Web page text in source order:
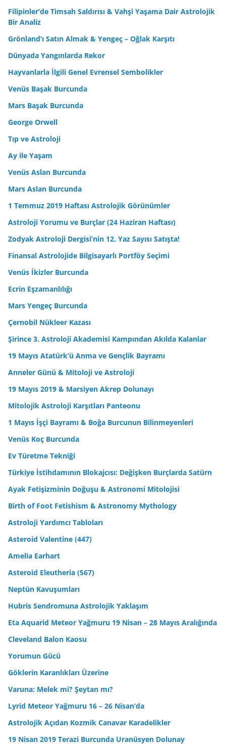
Filipinler’de Timsah Saldırısı & Vahşi Yaşama Dair Astrolojik
Bir Analiz
Grönland’ı Satın Almak & Yengeç – Oğlak Karşıtı
Dünyada Yangınlarda Rekor
Hayvanlarla İlgili Genel Evrensel Sembolikler
Venüs Başak Burcunda
Mars Başak Burcunda
George Orwell
Tıp ve Astroloji
Ay ile Yaşam
Venüs Aslan Burcunda
Mars Aslan Burcunda
1 Temmuz 2019 Haftası Astrolojik Görünümler
Astroloji Yorumu ve Burçlar (24 Haziran Haftası)
Zodyak Astroloji Dergisi’nin 12. Yaz Sayısı Satışta!
Finansal Astrolojide Bilgisayarlı Portföy Seçimi
Venüs İkizler Burcunda
Ecrin Eşzamanlılığı
Mars Yengeç Burcunda
Çernobil Nükleer Kazası
Şirince 3. Astroloji Akademisi Kampından Akılda Kalanlar
19 Mayıs Atatürk’ü Anma ve Gençlik Bayramı
Anneler Günü & Mitoloji ve Astroloji
19 Mayıs 2019 & Marsiyen Akrep Dolunayı
Mitolojik Astroloji Karşıtları Panteonu
1 Mayıs İşçi Bayramı & Boğa Burcunun Bilinmeyenleri
Venüs Koç Burcunda
Ev Türetme Tekniği
Türkiye İstihdamının Blokajcısı: Değişken Burçlarda Satürn
Ayak Fetişizminin Doğuşu & Astronomi Mitolojisi
Birth of Foot Fetishism & Astronomy Mythology
Astroloji Yardımcı Tabloları
Asteroid Valentine (447)
Amelia Earhart
Asteroid Eleutheria (567)
Neptün Kavuşumları
Hubris Sendromuna Astrolojik Yaklaşım
Eta Aquarid Meteor Yağmuru 19 Nisan – 28 Mayıs Aralığında
Cleveland Balon Kaosu
Yorumun Gücü
Göklerin Karanlıkları Üzerine
Varuna: Melek mi? Şeytan mı?
Lyrid Meteor Yağmuru 16 – 26 Nisan’da
Astrolojik Açıdan Kozmik Canavar Karadelikler
19 Nisan 2019 Terazi Burcunda Uranüsyen Dolunay